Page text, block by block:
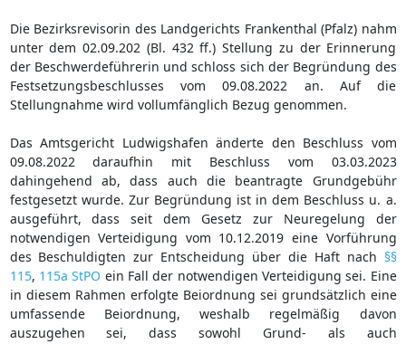
Die Bezirksrevisorin des Landgerichts Frankenthal (Pfalz) nahm
unter dem 02.09.202 (Bl. 432 ff.) Stellung zu der Erinnerung
der Beschwerdeführerin und schloss sich der Begründung des
Festsetzungsbeschlusses vom 09.08.2022 an. Auf die
Stellungnahme wird vollumfänglich Bezug genommen.
Das Amtsgericht Ludwigshafen änderte den Beschluss vom
09.08.2022 daraufhin mit Beschluss vom 03.03.2023
dahingehend ab, dass auch die beantragte Grundgebühr
festgesetzt wurde. Zur Begründung ist in dem Beschluss u. a.
ausgeführt, dass seit dem Gesetz zur Neuregelung der
notwendigen Verteidigung vom 10.12.2019 eine Vorführung
des Beschuldigten zur Entscheidung über die Haft nach §§
115, 115a StPO ein Fall der notwendigen Verteidigung sei. Eine
in diesem Rahmen erfolgte Beiordnung sei grundsätzlich eine
umfassende Beiordnung, weshalb regelmäßig davon
auszugehen sei, dass sowohl Grund- als auch